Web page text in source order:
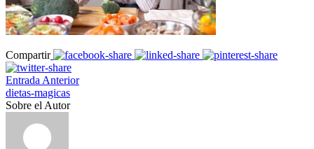
Compartir
Entrada Anterior
dietas-magicas
Sobre el Autor